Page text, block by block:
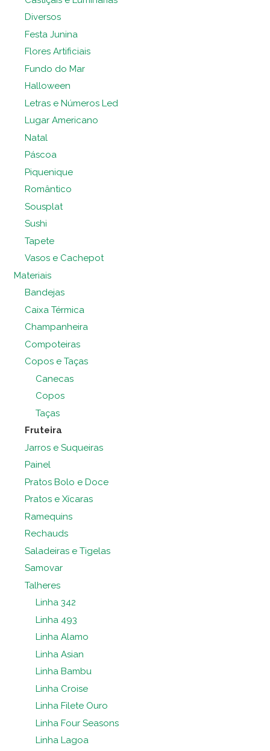
Diversos
Festa Junina
Flores Artificiais
Fundo do Mar
Halloween
Letras e Números Led
Lugar Americano
Natal
Páscoa
Piquenique
Romântico
Sousplat
Sushi
Tapete
Vasos e Cachepot
Materiais
Bandejas
Caixa Térmica
Champanheira
Compoteiras
Copos e Taças
Canecas
Copos
Taças
Fruteira
Jarros e Suqueiras
Painel
Pratos Bolo e Doce
Pratos e Xícaras
Ramequins
Rechauds
Saladeiras e Tigelas
Samovar
Talheres
Linha 342
Linha 493
Linha Alamo
Linha Asian
Linha Bambu
Linha Croise
Linha Filete Ouro
Linha Four Seasons
Linha Lagoa